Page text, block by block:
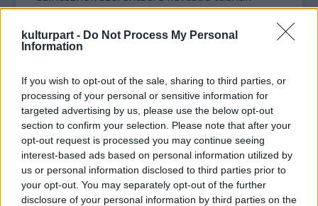
kulturpart - Do Not Process My Personal
Information
If you wish to opt-out of the sale, sharing to third parties, or
processing of your personal or sensitive information for
targeted advertising by us, please use the below opt-out
section to confirm your selection. Please note that after your
opt-out request is processed you may continue seeing
interest-based ads based on personal information utilized by
us or personal information disclosed to third parties prior to
your opt-out. You may separately opt-out of the further
disclosure of your personal information by third parties on the
lakatot tenni a szájukra.
A makacs újságírói kérdezősködés nyomán
az előző rész végén szakított fotómodell
szeretőjével, új pasit fog – egy Európából
érkező építészt, akit Max Ryan játszik majd. A
férfiak között természetesen ott lesz Mr. Big
szerepében Chris North, valamint a sorozat
korábban megismert számos többi színésze:
az új felkérésre minden régi szereplő
habozás nélkül igent mondott.